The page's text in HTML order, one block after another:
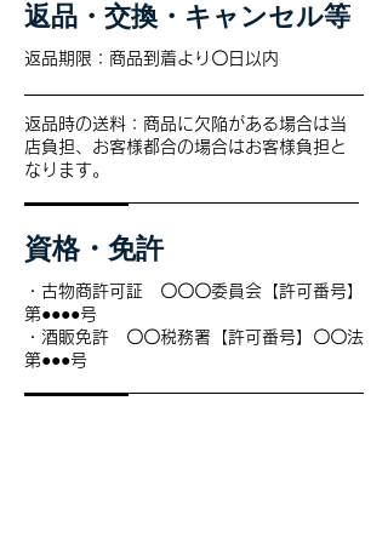
返品・交換・キャンセル等
返品期限：商品到着より〇日以内
返品時の送料：商品に欠陥がある場合は当
店負担、お客様都合の場合はお客様負担と
なります。
資格・免許
・古物商許可証 〇〇〇委員会【許可番号】
第●●●●号
・酒販免許 〇〇税務署【許可番号】〇〇法
第●●●号